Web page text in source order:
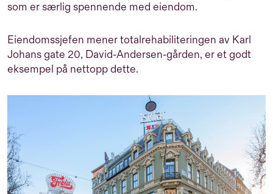
som er særlig spennende med eiendom.
Eiendomssjefen mener totalrehabiliteringen av Karl
Johans gate 20, David-Andersen-gården, er et godt
eksempel på nettopp dette.